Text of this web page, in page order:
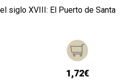
siglo XVIII: El Puerto de Santa
1,72€